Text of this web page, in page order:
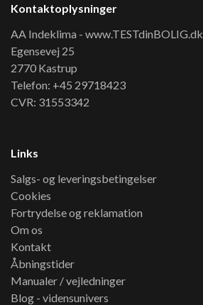
Kontaktoplysninger
AA Indeklima - www.TESTdinBOLIG.dk
Egensevej 25
2770 Kastrup
Telefon: +45 29718423
CVR: 31553342
Links
Salgs- og leveringsbetingelser
Cookies
Fortrydelse og reklamation
Om os
Kontakt
Åbningstider
Manualer / vejledninger
Blog - vidensunivers